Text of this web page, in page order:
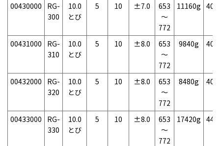
00430000
RG-
300
10.0
とび
5 10 ±7.0
653
～
772
11160g
00431000
RG-
310
10.0
とび
5 10 ±8.0
653
～
772
9840g
00432000
RG-
320
10.0
とび
5 10 ±8.0
653
～
772
8480g
00433000
RG-
330
10.0
とび
5 10 ±8.0
653
～
772
17420g